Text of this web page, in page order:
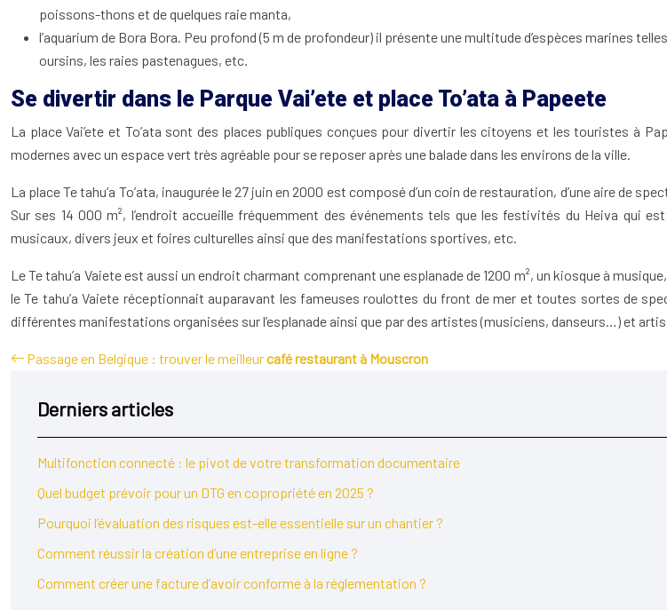
poissons-thons et de quelques raie manta,
l’aquarium de Bora Bora. Peu profond (5 m de profondeur) il présente une multitude d’espèces marines
oursins, les raies pastenagues, etc.
Se divertir dans le Parque Vai’ete et place To’ata à Papeete
La place Vai’ete et To’ata sont des places publiques conçues pour divertir les citoyens et les touristes à
modernes avec un espace vert très agréable pour se reposer après une balade dans les environs de la ville.
La place Te tahu’a To’ata, inaugurée le 27 juin en 2000 est composé d’un coin de restauration, d’une aire de
Sur ses 14 000 m², l’endroit accueille fréquemment des événements tels que les festivités du Heiva qui
musicaux, divers jeux et foires culturelles ainsi que des manifestations sportives, etc.
Le Te tahu’a Vaiete est aussi un endroit charmant comprenant une esplanade de 1200 m², un kiosque à
le Te tahu’a Vaiete réceptionnait auparavant les fameuses roulottes du front de mer et toutes sortes de
différentes manifestations organisées sur l’esplanade ainsi que par des artistes (musiciens, danseurs…) et
Passage en Belgique : trouver le meilleurcafé restaurant à Mouscron
Derniers articles
Multifonction connecté : le pivot de votre transformation documentaire
Quel budget prévoir pour un DTG en copropriété en 2025 ?
Pourquoi l’évaluation des risques est-elle essentielle sur un chantier ?
Comment réussir la création d’une entreprise en ligne ?
Comment créer une facture d’avoir conforme à la réglementation ?